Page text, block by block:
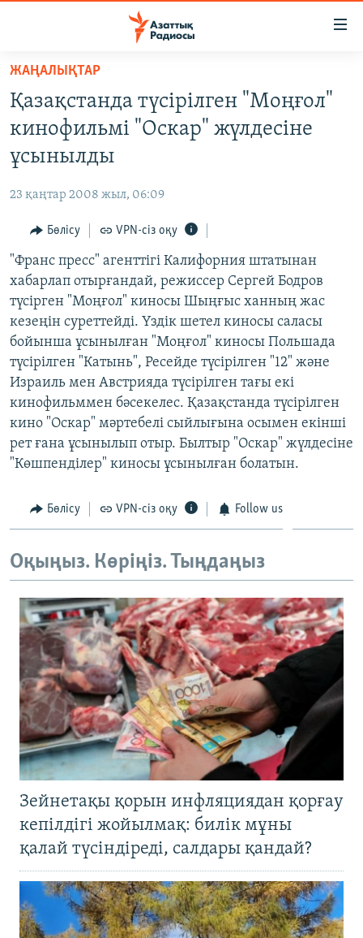
Skip
main
content
main
Navigation
Search
САЯСАТ
AZATTYQTV
АДАМ ҚҰҚЫҚТАРЫ
ӘЛЕУМЕТ
ӘЛЕМ
АРНАЙЫ ЖОБАЛАР
Русский
ЖАЗЫЛЫҢЫЗ
Басқа тілдерде
ЖАҢАЛЫҚТАР
Қазақстанда түсірілген "Моңғол"
кинофильмі "Оскар" жүлдесіне
ұсынылды
23 қаңтар 2008 жыл, 06:09
Бөлісу VPN-сіз оқу
"Франс пресс" агенттігі Калифорния штатынан
хабарлап отырғандай, режиссер Сергей Бодров
түсірген "Моңғол" киносы Шыңғыс ханның жас
кезеңін суреттейді. Үздік шетел киносы саласы
бойынша ұсынылған "Моңғол" киносы Польшада
түсірілген "Катынь", Ресейде түсірілген "12" және
Израиль мен Австрияда түсірілген тағы екі
кинофильммен бәсекелес. Қазақстанда түсірілген
кино "Оскар" мәртебелі сыйлығына осымен екінші
рет ғана ұсынылып отыр. Былтыр "Оскар" жүлдесіне
"Көшпенділер" киносы ұсынылған болатын.
Бөлісу VPN-сіз оқу Follow us
Оқыңыз. Көріңіз. Тыңдаңыз
Зейнетақы қорын инфляциядан қорғау
кепілдігі жойылмақ: билік мұны
қалай түсіндіреді, салдары қандай?